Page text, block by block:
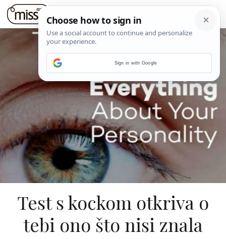
Test s kockom otkriva o
tebi ono što nisi znala
Sign in with Google